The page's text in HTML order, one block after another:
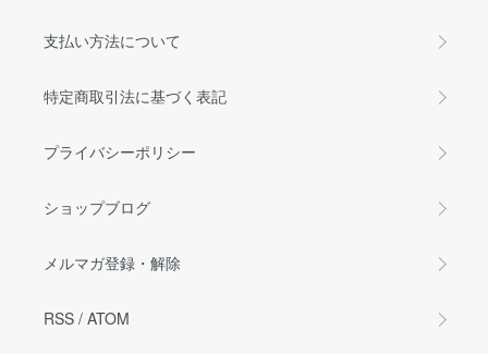
支払い方法について
特定商取引法に基づく表記
プライバシーポリシー
ショップブログ
メルマガ登録・解除
RSS / ATOM